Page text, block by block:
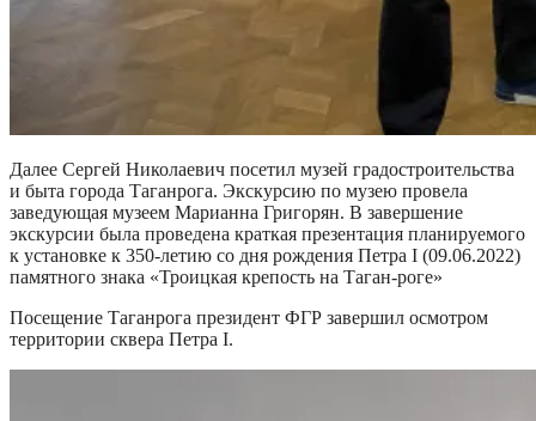
Далее Сергей Николаевич посетил музей градостроительства
и быта города Таганрога. Экскурсию по музею провела
заведующая музеем Марианна Григорян. В завершение
экскурсии была проведена краткая презентация планируемого
к установке к 350-летию со дня рождения Петра I (09.06.2022)
памятного знака «Троицкая крепость на Таган-роге»
Посещение Таганрога президент ФГР завершил осмотром
территории сквера Петра I.